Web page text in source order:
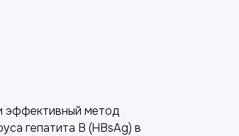
эффективный метод
гепатита B (HBsAg) в